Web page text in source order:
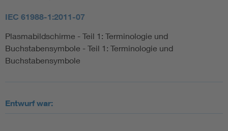
IEC 61988-1:2011-07
Plasmabildschirme - Teil 1: Terminologie und
Buchstabensymbole - Teil 1: Terminologie und
Buchstabensymbole
Entwurf war: